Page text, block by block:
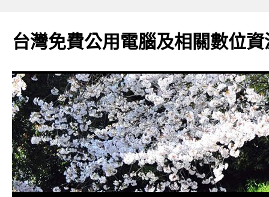
主
要
容
台灣免費公用電腦及相關數位